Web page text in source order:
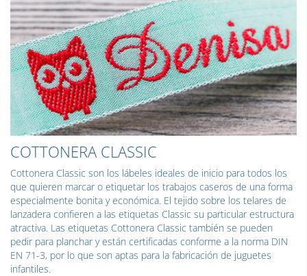
COTTONERA CLASSIC
Cottonera Classic son los lábeles ideales de inicio para todos los
que quieren marcar o etiquetar los trabajos caseros de una forma
especialmente bonita y económica. El tejido sobre los telares de
lanzadera confieren a las etiquetas Classic su particular estructura
atractiva. Las etiquetas Cottonera Classic también se pueden
pedir para planchar y están certificadas conforme a la norma DIN
EN 71-3, por lo que son aptas para la fabricación de juguetes
infantiles.